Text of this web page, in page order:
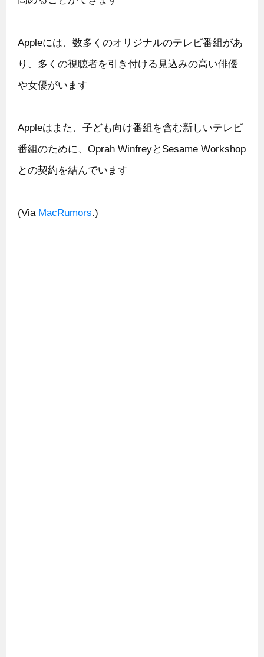
Appleには、数多くのオリジナルのテレビ番組があ
り、多くの視聴者を引き付ける見込みの高い俳優
や女優がいます
Appleはまた、子ども向け番組を含む新しいテレビ
番組のために、Oprah WinfreyとSesame Workshop
との契約を結んでいます
(Via MacRumors.)